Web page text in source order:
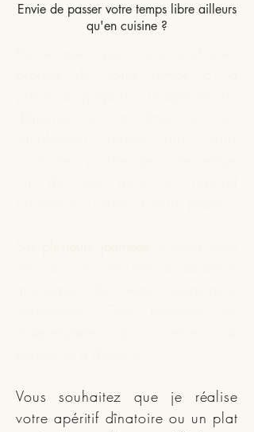
Envie de passer votre temps libre ailleurs
qu'en cuisine ?
Vous souhaitez que je réalise
votre apéritif dînatoire ou un plat